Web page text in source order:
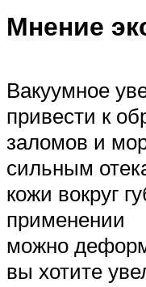
Мнение
Вакуумное
привести к
заломов и
сильным
кожи вокруг
применении
можно
вы хотите